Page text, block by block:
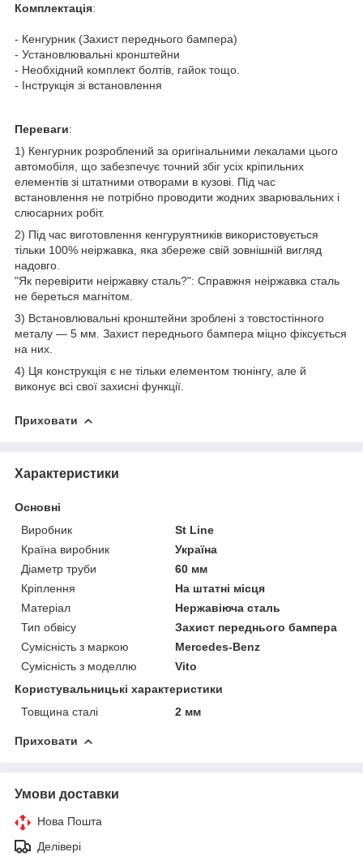
Комплектація:
- Кенгурник (Захист переднього бампера)
- Установлювальні кронштейни
- Необхідний комплект болтів, гайок тощо.
- Інструкція зі встановлення
Переваги:
1) Кенгурник розроблений за оригінальними лекалами цього
автомобіля, що забезпечує точний збіг усіх кріпильних
елементів зі штатними отворами в кузові. Під час
встановлення не потрібно проводити жодних зварювальних і
слюсарних робіт.
2) Під час виготовлення кенгуруятників використовується
тільки 100% неіржавка, яка збереже свій зовнішній вигляд
надовго.
"Як перевірити неіржавку сталь?": Справжня неіржавка сталь
не береться магнітом.
3) Встановлювальні кронштейни зроблені з товстостінного
металу — 5 мм. Захист переднього бампера міцно фіксується
на них.
4) Ця конструкція є не тільки елементом тюнінгу, але й
виконує всі свої захисні функції.
Приховати
Характеристики
Основні
Виробник
St Line
Країна виробник
Україна
Діаметр труби
60 мм
Кріплення
На штатні місця
Матеріал
Нержавіюча сталь
Тип обвісу
Захист переднього бампера
Сумісність з маркою
Mercedes-Benz
Сумісність з моделлю
Vito
Користувальницькі характеристики
Товщина сталі
2 мм
Приховати
Умови доставки
Нова Пошта
Делівері